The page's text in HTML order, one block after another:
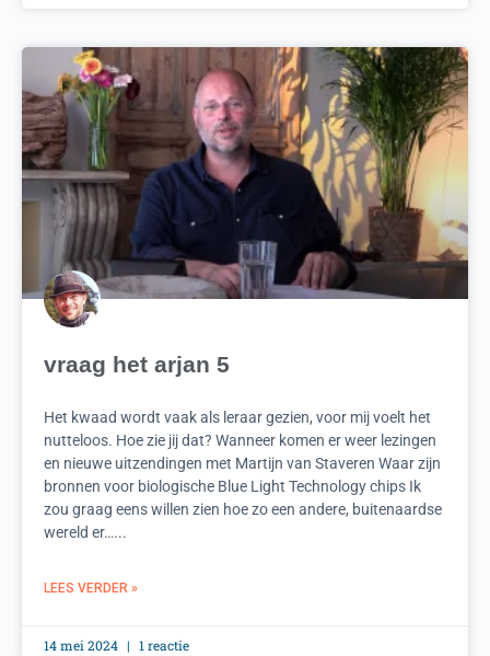
vraag het arjan 5
Het kwaad wordt vaak als leraar gezien, voor mij voelt het
nutteloos. Hoe zie jij dat? Wanneer komen er weer lezingen
en nieuwe uitzendingen met Martijn van Staveren Waar zijn
bronnen voor biologische Blue Light Technology chips Ik
zou graag eens willen zien hoe zo een andere, buitenaardse
wereld er…...
LEES VERDER »
14 mei 2024 1 reactie